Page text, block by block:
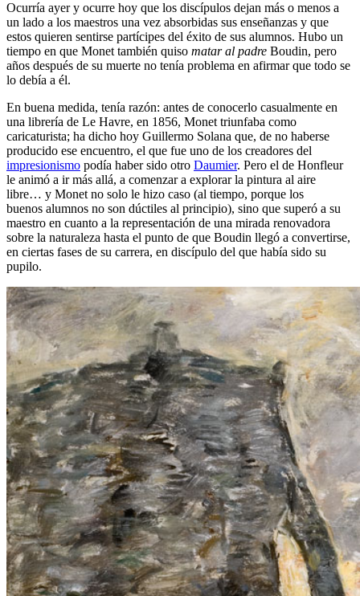
Ocurría ayer y ocurre hoy que los discípulos dejan más o menos a
un lado a los maestros una vez absorbidas sus enseñanzas y que
estos quieren sentirse partícipes del éxito de sus alumnos. Hubo un
tiempo en que Monet también quiso matar al padre Boudin, pero
años después de su muerte no tenía problema en afirmar que todo se
lo debía a él.
En buena medida, tenía razón: antes de conocerlo casualmente en
una librería de Le Havre, en 1856, Monet triunfaba como
caricaturista; ha dicho hoy Guillermo Solana que, de no haberse
producido ese encuentro, el que fue uno de los creadores del
impresionismo podía haber sido otro Daumier. Pero el de Honfleur
le animó a ir más allá, a comenzar a explorar la pintura al aire
libre… y Monet no solo le hizo caso (al tiempo, porque los
buenos alumnos no son dúctiles al principio), sino que superó a su
maestro en cuanto a la representación de una mirada renovadora
sobre la naturaleza hasta el punto de que Boudin llegó a convertirse,
en ciertas fases de su carrera, en discípulo del que había sido su
pupilo.